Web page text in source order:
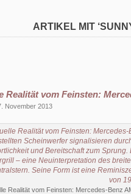
ARTIKEL MIT
Realität vom Feinsten:
November 2013
Realität vom Feinsten: Mercedes-Benz